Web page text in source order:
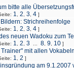
bitte alle
1 2 3 4 ]
Strichreihenfolge
1 2 3 4 ]
neuen Wadoku zum
1 2 3 8 9 10 ]
mit allen
1 2 ]
am 9.1.2007